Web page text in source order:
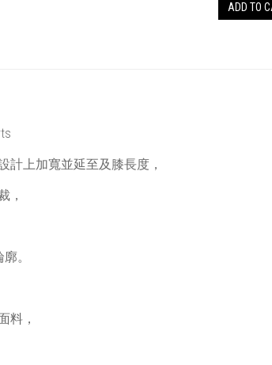
ADD TO
計上加寬並延至及膝長度，
，
。
料，